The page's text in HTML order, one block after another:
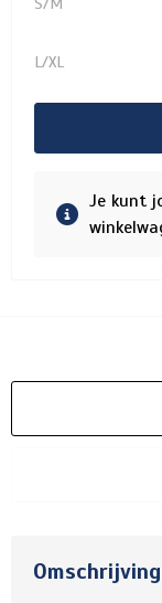
S/M
L/XL
Je kunt
Omschrijving